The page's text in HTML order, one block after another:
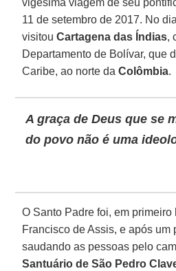
vigésima viagem de seu
11 de setembro de 2017. No
visitouCartagena das Índias,
Departamento de Bolívar, que
Caribe, ao norte daColômbia.
A graça de Deus que se
do povo não é uma
O Santo Padre foi, em primeiro
Francisco de Assis, e após um
saudando as pessoas pelo
Santuário de São Pedro